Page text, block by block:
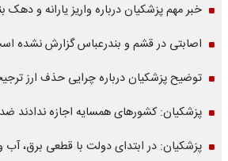
خبر مهم پزشکیان درباره واریز یارانه و دهک
اصابتی در قشم و بندرعباس گزارش نشده است؛ ۱۵
توضیح پزشکیان درباره چرایی حذف ارز
پزشکیان: کشورهای همسایه اجازه ندادند
پزشکیان: در ابتدای دولت با قطعی برق، آب